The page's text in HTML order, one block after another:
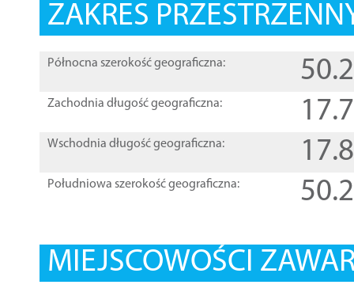
ZAKRES
Północna szerokość geograficzna:
Zachodnia długość geograficzna:
Wschodnia długość geograficzna:
Południowa szerokość geograficzna:
MIEJSCOWOŚCI